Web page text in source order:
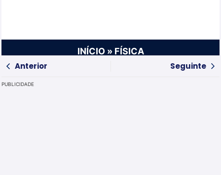
INÍCIO» FÍSICA
Anterior
Seguinte
PUBLICIDADE